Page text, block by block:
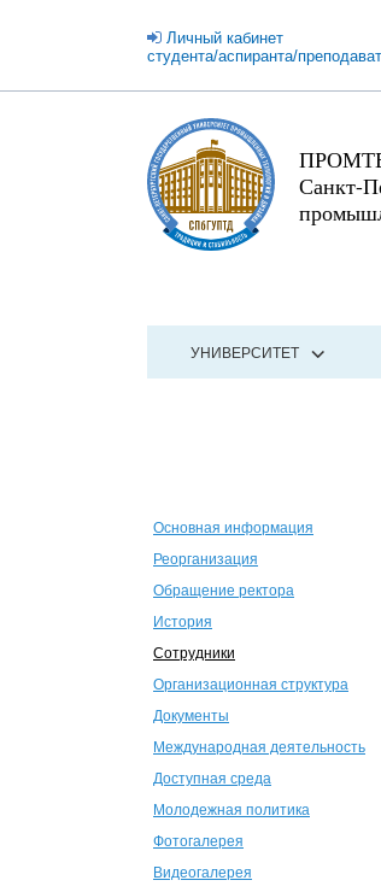
Личный кабинет
студента/аспиранта/
Санкт-
УНИВЕРСИТЕТ
Основная информация
Реорганизация
Обращение ректора
История
Сотрудники
Организационная структура
Документы
Международная деятельность
Доступная среда
Молодежная политика
Фотогалерея
Видеогалерея